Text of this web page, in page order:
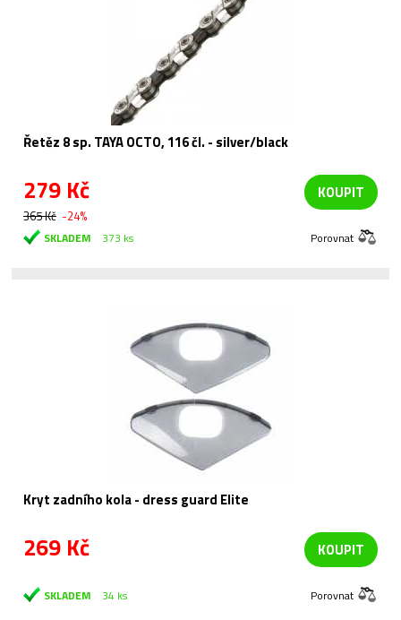
Řetěz 8 sp. TAYA OCTO, 116 čl. - silver/black
279 Kč
365 Kč -24%
KOUPIT
SKLADEM 373 ks Porovnat
Kryt zadního kola - dress guard Elite
269 Kč KOUPIT
SKLADEM 34 ks Porovnat